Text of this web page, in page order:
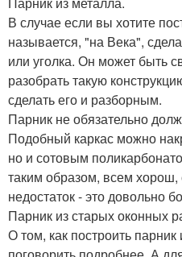
В случае если вы хотите
называется, "на Века",
или уголка. Он может быть
разобрать такую
сделать его и разборным.
Парник не обязательно
Подобный каркас можно
но и сотовым
таким образом, всем хорош,
недостаток - это довольно
Парник из старых оконных
О том, как построить